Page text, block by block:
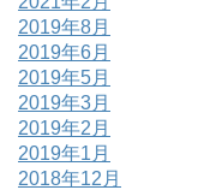
2019年8月
2019年6月
2019年5月
2019年3月
2019年2月
2019年1月
2018年12月